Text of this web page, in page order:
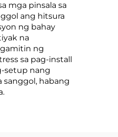
mga pinsala sa
ang hitsura
ng bahay
na
ng
sa pag-install
setup nang
sanggol, habang